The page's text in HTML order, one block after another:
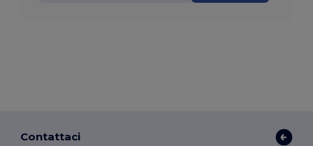
Contattaci